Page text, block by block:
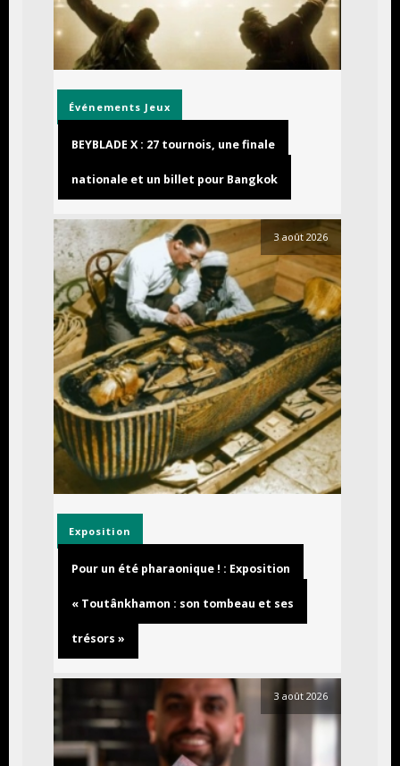
Événements Jeux
BEYBLADE X : 27 tournois, une finale
nationale et un billet pour Bangkok
3 août 2026
Exposition
Pour un été pharaonique ! : Exposition
« Toutânkhamon : son tombeau et ses
trésors »
3 août 2026